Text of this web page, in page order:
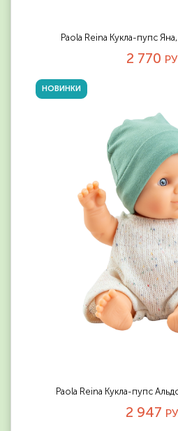
Paola Reina Кукла-пупс
2 770
НОВИНКИ
Paola Reina Кукла-пупс
2 947